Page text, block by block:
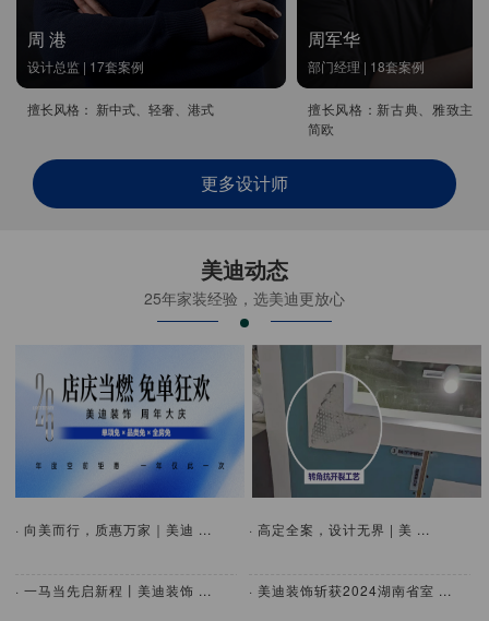
周 港
设计总监 | 17套案例
擅长风格： 新中式、轻奢、港式
周军华
部门经理 | 18套案例
擅长风格：新古典、雅致主
简欧
更多设计师
美迪动态
25年家装经验，选美迪更放心
· 向美而行，质惠万家｜美迪 ...
· 一马当先启新程丨美迪装饰 ...
· 高定全案，设计无界 | 美 ...
· 美迪装饰斩获2024湖南省室 ...